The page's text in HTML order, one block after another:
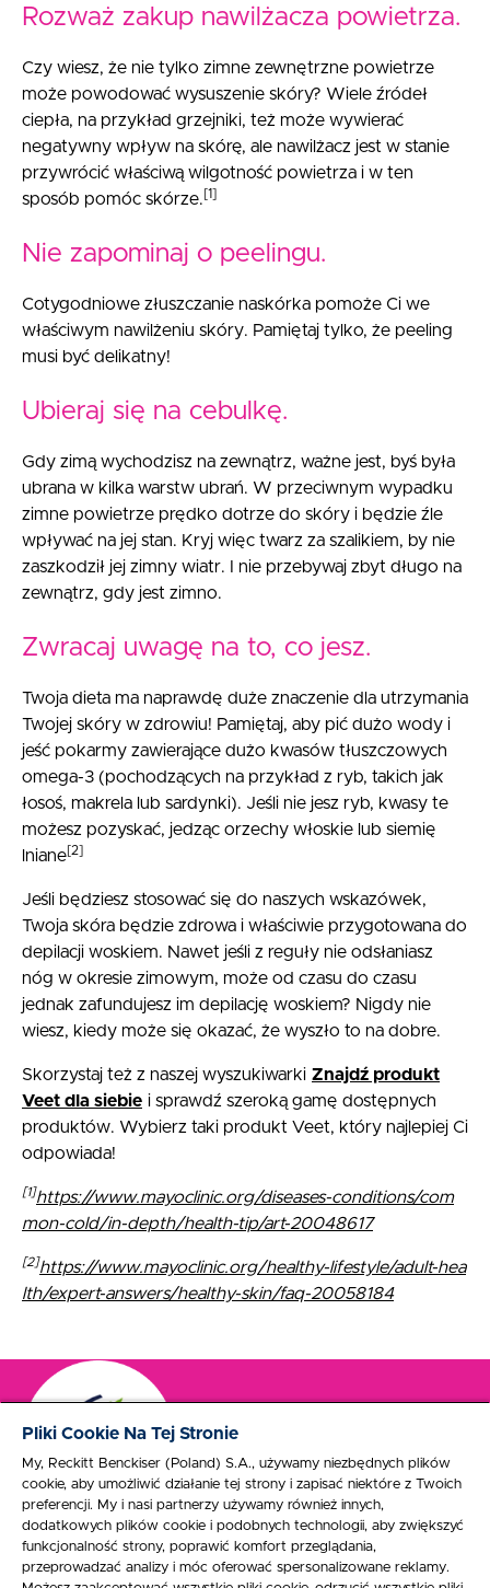
Rozważ zakup nawilżacza powietrza.
Czy wiesz, że nie tylko zimne zewnętrzne powietrze
może powodować wysuszenie skóry? Wiele źródeł
ciepła, na przykład grzejniki, też może wywierać
negatywny wpływ na skórę, ale nawilżacz jest w stanie
przywrócić właściwą wilgotność powietrza i w ten
sposób pomóc skórze. [1]
Nie zapominaj o peelingu.
Cotygodniowe złuszczanie naskórka pomoże Ci we
właściwym nawilżeniu skóry. Pamiętaj tylko, że peeling
musi być delikatny!
Ubieraj się na cebulkę.
Gdy zimą wychodzisz na zewnątrz, ważne jest, byś była
ubrana w kilka warstw ubrań. W przeciwnym wypadku
zimne powietrze prędko dotrze do skóry i będzie źle
wpływać na jej stan. Kryj więc twarz za szalikiem, by nie
zaszkodził jej zimny wiatr. I nie przebywaj zbyt długo na
zewnątrz, gdy jest zimno.
Zwracaj uwagę na to, co jesz.
Twoja dieta ma naprawdę duże znaczenie dla utrzymania
Twojej skóry w zdrowiu! Pamiętaj, aby pić dużo wody i
jeść pokarmy zawierające dużo kwasów tłuszczowych
omega-3 (pochodzących na przykład z ryb, takich jak
łosoś, makrela lub sardynki). Jeśli nie jesz ryb, kwasy te
możesz pozyskać, jedząc orzechy włoskie lub siemię
lniane[2]
Jeśli będziesz stosować się do naszych wskazówek,
Twoja skóra będzie zdrowa i właściwie przygotowana do
depilacji woskiem. Nawet jeśli z reguły nie odsłaniasz
nóg w okresie zimowym, może od czasu do czasu
jednak zafundujesz im depilację woskiem? Nigdy nie
wiesz, kiedy może się okazać, że wyszło to na dobre.
Skorzystaj też z naszej wyszukiwarki Znajdź produkt
Veet dla siebie i sprawdź szeroką gamę dostępnych
produktów. Wybierz taki produkt Veet, który najlepiej Ci
odpowiada!
[1]https://www.mayoclinic.org/diseases-conditions/com
mon-cold/in-depth/health-tip/art-20048617
[2]https://www.mayoclinic.org/healthy-lifestyle/adult-hea
lth/expert-answers/healthy-skin/faq-20058184
Znajdź produkt Veet dla siebie
Pliki Cookie Na Tej Stronie
My, Reckitt Benckiser (Poland) S.A., używamy niezbędnych plików
cookie, aby umożliwić działanie tej strony i zapisać niektóre z Twoich
preferencji. My i nasi partnerzy używamy również innych,
dodatkowych plików cookie i podobnych technologii, aby zwiększyć
funkcjonalność strony, poprawić komfort przeglądania,
przeprowadzać analizy i móc oferować spersonalizowane reklamy.